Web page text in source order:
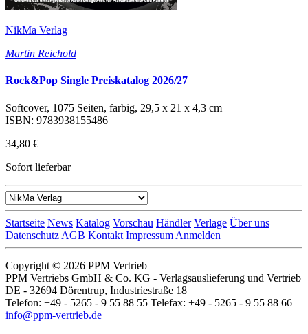
NikMa Verlag
Martin Reichold
Rock&Pop Single Preiskatalog 2026/27
Softcover, 1075 Seiten, farbig, 29,5 x 21 x 4,3 cm
ISBN: 9783938155486
34,80 €
Sofort lieferbar
Startseite News Katalog Vorschau Händler Verlage Über uns
Datenschutz AGB Kontakt Impressum Anmelden
Copyright © 2026 PPM Vertrieb
PPM Vertriebs GmbH & Co. KG - Verlagsauslieferung und Vertrieb
DE - 32694 Dörentrup, Industriestraße 18
Telefon: +49 - 5265 - 9 55 88 55 Telefax: +49 - 5265 - 9 55 88 66
info@ppm-vertrieb.de